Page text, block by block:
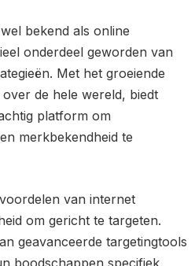
bekend als online
onderdeel geworden van
Met het groeiende
de hele wereld, biedt
platform om
merkbekendheid te
van internet
om gericht te targeten.
geavanceerde targetingtools
boodschappen specifiek